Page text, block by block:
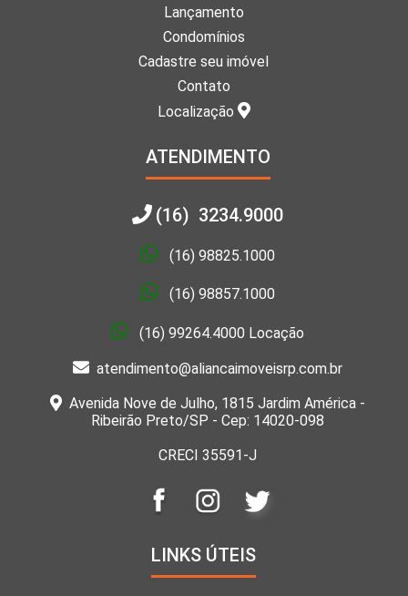
Lançamento
Condomínios
Cadastre seu imóvel
Contato
Localização
ATENDIMENTO
(16) 3234.9000
(16) 98825.1000
(16) 98857.1000
(16) 99264.4000 Locação
atendimento@aliancaimoveisrp.com.br
Avenida Nove de Julho, 1815 Jardim América -
Ribeirão Preto/SP - Cep: 14020-098
CRECI 35591-J
LINKS ÚTEIS